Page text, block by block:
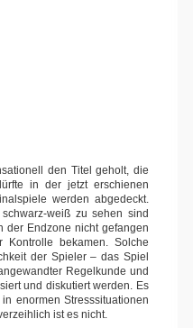
den Titel geholt, die
in der jetzt erschienen
werden abgedeckt.
weiß zu sehen sind
der Endzone nicht gefangen
Kontrolle bekamen. Solche
der Spieler – das Spiel
Regelkunde und
und diskutiert werden. Es
enormen Stresssituationen
ist es nicht.